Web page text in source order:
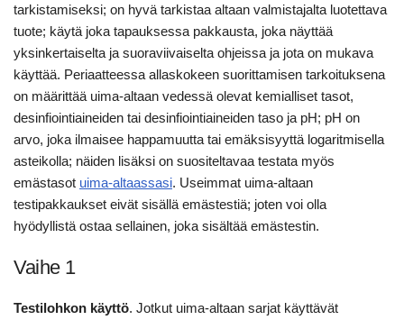
tarkistamiseksi; on hyvä tarkistaa altaan valmistajalta luotettava
tuote; käytä joka tapauksessa pakkausta, joka näyttää
yksinkertaiselta ja suoraviivaiselta ohjeissa ja jota on mukava
käyttää. Periaatteessa allaskokeen suorittamisen tarkoituksena
on määrittää uima-altaan vedessä olevat kemialliset tasot,
desinfiointiaineiden tai desinfiointiaineiden taso ja pH; pH on
arvo, joka ilmaisee happamuutta tai emäksisyyttä logaritmisella
asteikolla; näiden lisäksi on suositeltavaa testata myös
emästasot uima-altaassasi. Useimmat uima-altaan
testipakkaukset eivät sisällä emästestiä; joten voi olla
hyödyllistä ostaa sellainen, joka sisältää emästestin.
Vaihe 1
Testilohkon käyttö. Jotkut uima-altaan sarjat käyttävät